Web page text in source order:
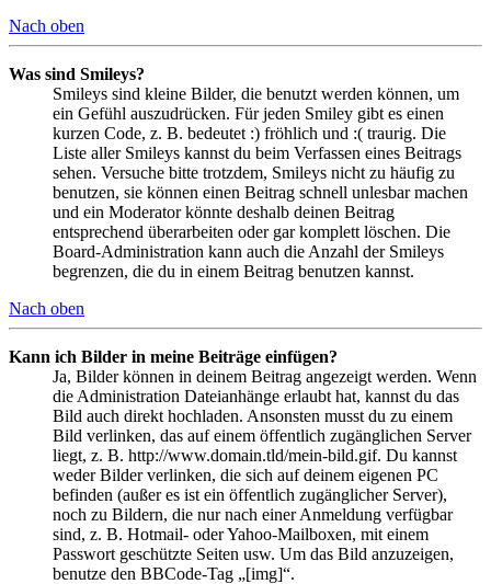
Nach oben
Was sind Smileys?
Smileys sind kleine Bilder, die benutzt werden können, um
ein Gefühl auszudrücken. Für jeden Smiley gibt es einen
kurzen Code, z. B. bedeutet :) fröhlich und :( traurig. Die
Liste aller Smileys kannst du beim Verfassen eines Beitrags
sehen. Versuche bitte trotzdem, Smileys nicht zu häufig zu
benutzen, sie können einen Beitrag schnell unlesbar machen
und ein Moderator könnte deshalb deinen Beitrag
entsprechend überarbeiten oder gar komplett löschen. Die
Board-Administration kann auch die Anzahl der Smileys
begrenzen, die du in einem Beitrag benutzen kannst.
Nach oben
Kann ich Bilder in meine Beiträge einfügen?
Ja, Bilder können in deinem Beitrag angezeigt werden. Wenn
die Administration Dateianhänge erlaubt hat, kannst du das
Bild auch direkt hochladen. Ansonsten musst du zu einem
Bild verlinken, das auf einem öffentlich zugänglichen Server
liegt, z. B. http://www.domain.tld/mein-bild.gif. Du kannst
weder Bilder verlinken, die sich auf deinem eigenen PC
befinden (außer es ist ein öffentlich zugänglicher Server),
noch zu Bildern, die nur nach einer Anmeldung verfügbar
sind, z. B. Hotmail- oder Yahoo-Mailboxen, mit einem
Passwort geschützte Seiten usw. Um das Bild anzuzeigen,
benutze den BBCode-Tag „[img]“.